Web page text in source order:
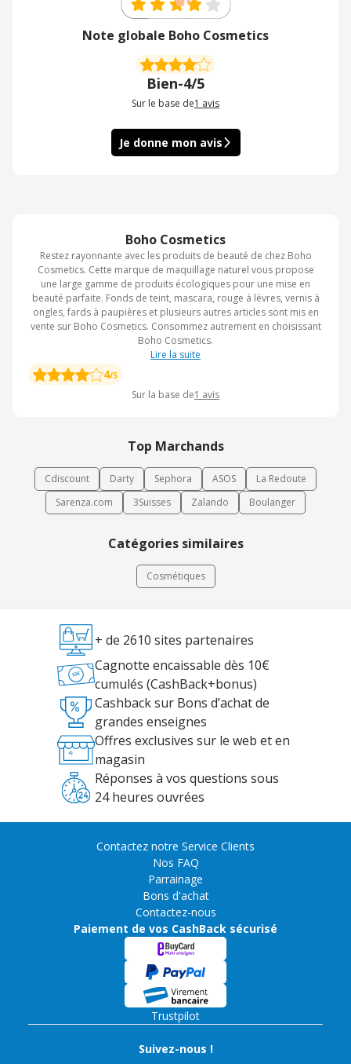
Boho Cosmetics
Restez rayonnante avec les produits de beauté de chez Boho
Cosmetics. Cette marque de maquillage naturel vous propose
une large gamme de produits écologiques pour une mise en
beauté parfaite. Fonds de teint, mascara, rouge à lèvres, vernis à
ongles, fards à paupières et plusieurs autres articles sont mis en
vente sur Boho Cosmetics. Consommez autrement en choisissant
Boho Cosmetics.
Lire la suite
4/5
Sur la base de1 avis
Top Marchands
Cdiscount Darty Sephora ASOS
La Redoute
Sarenza.com
3Suisses Zalando Boulanger
Catégories similaires
Cosmétiques
Note globale Boho Cosmetics
Bien-4/5
Sur le base de1 avis
Je donne mon avis
+ de 2610 sites partenaires
Cagnotte encaissable dès 10€
cumulés (CashBack+bonus)
Cashback sur Bons d’achat de
grandes enseignes
Offres exclusives sur le web et en
magasin
Réponses à vos questions sous
24 heures ouvrées
Contactez notre Service Clients
Nos FAQ
Parrainage
Bons d'achat
Contactez-nous
Paiement de vos CashBack sécurisé
Trustpilot
Suivez-nous !